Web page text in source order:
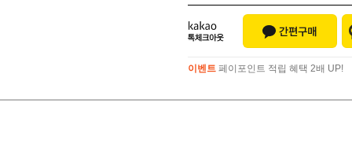
이벤트 페이포인트 적립 혜택 2배 UP!